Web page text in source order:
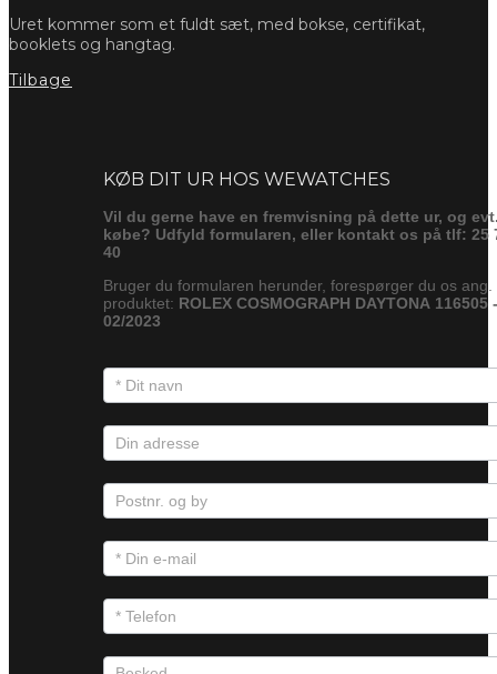
Uret kommer som et fuldt sæt, med bokse, certifikat,
booklets og hangtag.
Tilbage
KØB DIT UR HOS WEWATCHES
Vil du gerne have en fremvisning på dette ur, og
købe? Udfyld formularen, eller kontakt os på tlf: 25
40
Bruger du formularen herunder, forespørger du os ang.
produktet: ROLEX COSMOGRAPH DAYTONA 116505 -
02/2023